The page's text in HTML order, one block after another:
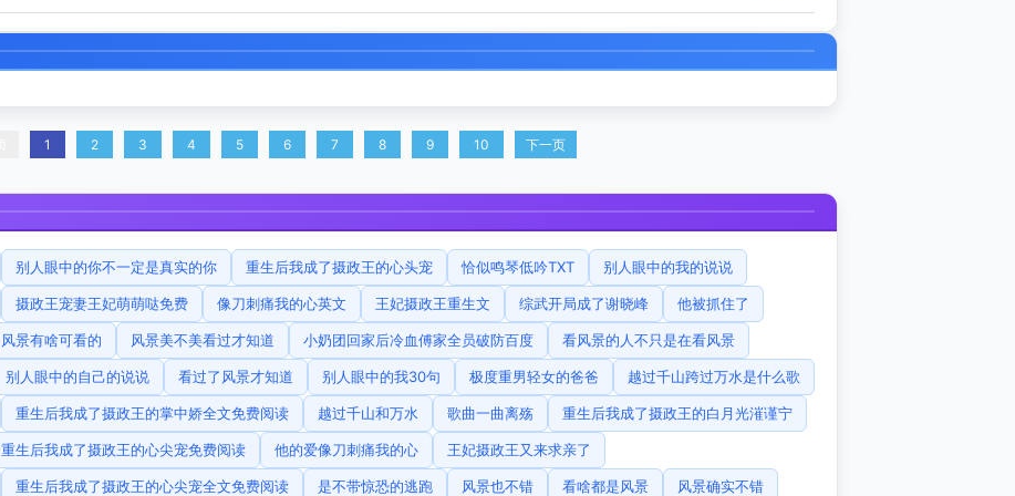
1 2 3 4 5 6 7 8 9 10 下一页
别人眼中的你不一定是真实的你 重生后我成了摄政王的心头宠 恰似鸣琴低吟TXT 别人眼中的我的说说
摄政王宠妻王妃萌萌哒免费 像刀刺痛我的心英文 王妃摄政王重生文 综武开局成了谢晓峰 他被抓住了
风景有啥可看的 风景美不美看过才知道 小奶团回家后冷血傅家全员破防百度 看风景的人不只是在看风景
别人眼中的自己的说说 看过了风景才知道 别人眼中的我30句 极度重男轻女的爸爸 越过千山跨过万水是什么歌
重生后我成了摄政王的掌中娇全文免费阅读 越过千山和万水 歌曲一曲离殇 重生后我成了摄政王的白月光漼谨宁
重生后我成了摄政王的心尖宠免费阅读 他的爱像刀刺痛我的心 王妃摄政王又来求亲了
重生后我成了摄政王的心尖宠全文免费阅读 是不带惊恐的逃跑 风景也不错 看啥都是风景 风景确实不错